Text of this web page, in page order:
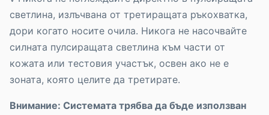
светлина, излъчвана от третиращата ръкохватка,
дори когато носите очила. Никога не насочвайте
силната пулсиращата светлина към части от
кожата или тестовия участък, освен ако не е
зоната, която целите да третирате.
Внимание: Системата трябва да бъде използван